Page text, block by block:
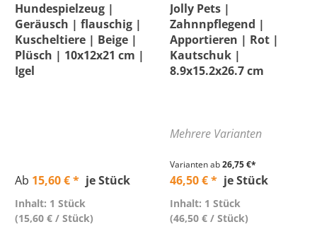
Hundespielzeug |
Geräusch | flauschig |
Kuscheltiere | Beige |
Plüsch | 10x12x21 cm |
Igel
Ab 15,60 € * je Stück
Inhalt: 1 Stück
(15,60 € / Stück)
Jolly Pets |
Zahnnpflegend |
Apportieren | Rot |
Kautschuk |
8.9x15.2x26.7 cm
Mehrere Varianten
Varianten ab26,75 €*
46,50 € * je Stück
Inhalt: 1 Stück
(46,50 € / Stück)